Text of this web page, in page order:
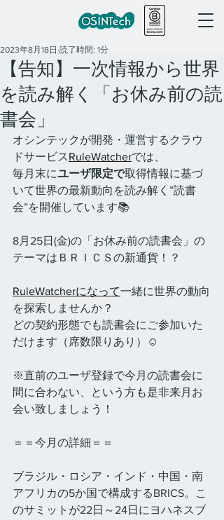
【告知】一次情報から世界
を読み解く「お休み前の読
書会」
2023年8月18日 読了時間: 1分
オシンテックが開発・運営するクラウ
ドサービスRuleWatcherでは、
毎月末にユーザ限定で取得情報に基づ
いて世界の最新動向を読み解く”読書
会”を開催しています📚
8月25日(金)の「お休み前の読書会」の
テーマはＢＲＩＣＳの新通貨！？
RuleWatcherになって一緒に世界の動向
を探索しませんか？
どの契約形態でも読書会にご参加いた
だけます（席数限りあり）☺
※直前のユーザ登録で今月の読書会に
間に合わない、という方も是非来月お
会い致しましょう！
＝＝今月の詳細＝＝
ブラジル・ロシア・インド・中国・南
アフリカの5か国で構成するBRICS。こ
のサミットが22日～24日にヨハネスブ